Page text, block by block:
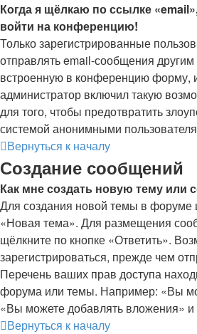
Когда я щёлкаю по ссылке
войти на конференцию!
Только зарегистрированные
отправлять email-сообщения
встроенную в конференцию форму,
администратор включил такую
для того, чтобы предотвратить
системой анонимными
Вернуться к началу
Создание сообщений
Как мне создать новую тему или
Для создания новой темы в форуме
«Новая тема». Для размещения
щёлкните по кнопке «Ответить».
зарегистрироваться, прежде чем
Перечень ваших прав доступа
форума или темы. Например: «Вы
«Вы можете добавлять вложения» и
Вернуться к началу